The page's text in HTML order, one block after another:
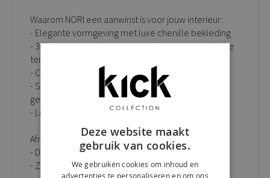
Waarom NORI een aanwinst is voor jouw interieur:
- Elegante vormgeving met luxe chenille bekleding
- 360 graden draaibaar onderstel met automatische
terugkeer
- Comfortabele, ergonomisch gevormde zitting
- Stevig en duurzaam gebouwd voor dagelijks
gebruik
- Leverbaar in meerdere stijlvolle kleuren
Afmetingen draaistoel NORI:
- D: 57 cm x B: 58 cm x H: 80 cm
- Zithoogte: 48 cm
Deze website maakt
gebruik van cookies.
We gebruiken cookies om inhoud en
advertenties te personaliseren en om ons